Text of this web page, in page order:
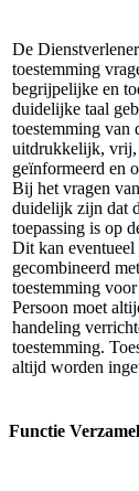
De
toestemming
begrijpelijke en
duidelijke taal
toestemming van
uitdrukkelijk, vrij,
geïnformeerd en
Bij het vragen
duidelijk zijn dat
toepassing is op
Dit kan eventueel
gecombineerd
toestemming
Persoon moet
handeling
toestemming.
altijd worden
Functie